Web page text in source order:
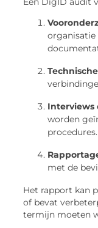
organisatie
Interviews
worden
procedures.
met de
Het rapport kan
of bevat
termijn moeten